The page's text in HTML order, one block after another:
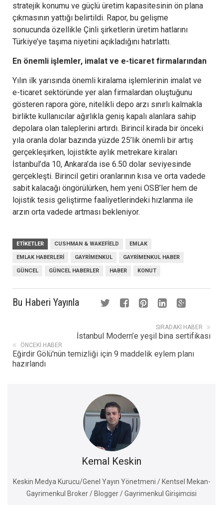
stratejik konumu ve güçlü üretim kapasitesinin ön plana
çıkmasının yattığı belirtildi. Rapor, bu gelişme
sonucunda özellikle Çinli şirketlerin üretim hatlarını
Türkiye’ye taşıma niyetini açıkladığını hatırlattı.
En önemli işlemler, imalat ve e-ticaret firmalarından
Yılın ilk yarısında önemli kiralama işlemlerinin imalat ve
e-ticaret sektöründe yer alan firmalardan oluştuğunu
gösteren rapora göre, nitelikli depo arzı sınırlı kalmakla
birlikte kullanıcılar ağırlıkla geniş kapalı alanlara sahip
depolara olan taleplerini artırdı. Birincil kirada bir önceki
yıla oranla dolar bazında yüzde 25’lik önemli bir artış
gerçekleşirken, lojistikte aylık metrekare kiraları
İstanbul’da 10, Ankara’da ise 6.50 dolar seviyesinde
gerçekleşti. Birincil getiri oranlarının kısa ve orta vadede
sabit kalacağı öngörülürken, hem yeni OSB’ler hem de
lojistik tesis geliştirme faaliyetlerindeki hızlanma ile
arzın orta vadede artması bekleniyor.
ETIKETLER CUSHMAN & WAKEFIELD EMLAK
EMLAK HABERLERI GAYRIMENKUL GAYRIMENKUL HABER
GÜNCEL GÜNCEL HABERLER HABER KONUT
Bu Haberi Yayınla
SIRADAKI HABER
İstanbul Modern’e yeşil bina sertifikası
ÖNCEKI HABER
Eğirdir Gölü'nün temizliği için 9 maddelik eylem planı
hazırlandı
Kemal Keskin
Keskin Medya Kurucu/Genel Yayın Yönetmeni / Kentsel Mekan-
Gayrimenkul Broker / Blogger / Gayrimenkul Girişimcisi